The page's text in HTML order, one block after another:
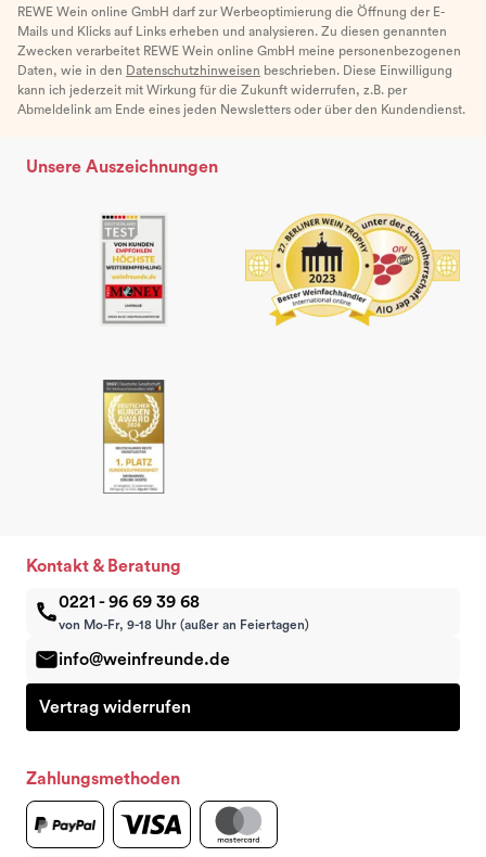
REWE Wein online GmbH darf zur Werbeoptimierung die Öffnung der E-
Mails und Klicks auf Links erheben und analysieren. Zu diesen genannten
Zwecken verarbeitet REWE Wein online GmbH meine personenbezogenen
Daten, wie in den Datenschutzhinweisen beschrieben. Diese Einwilligung
kann ich jederzeit mit Wirkung für die Zukunft widerrufen, z.B. per
Abmeldelink am Ende eines jeden Newsletters oder über den Kundendienst.
Unsere Auszeichnungen
Kontakt & Beratung
0221 - 96 69 39 68
von Mo-Fr, 9-18 Uhr (außer an Feiertagen)
info@weinfreunde.de
Vertrag widerrufen
Zahlungsmethoden